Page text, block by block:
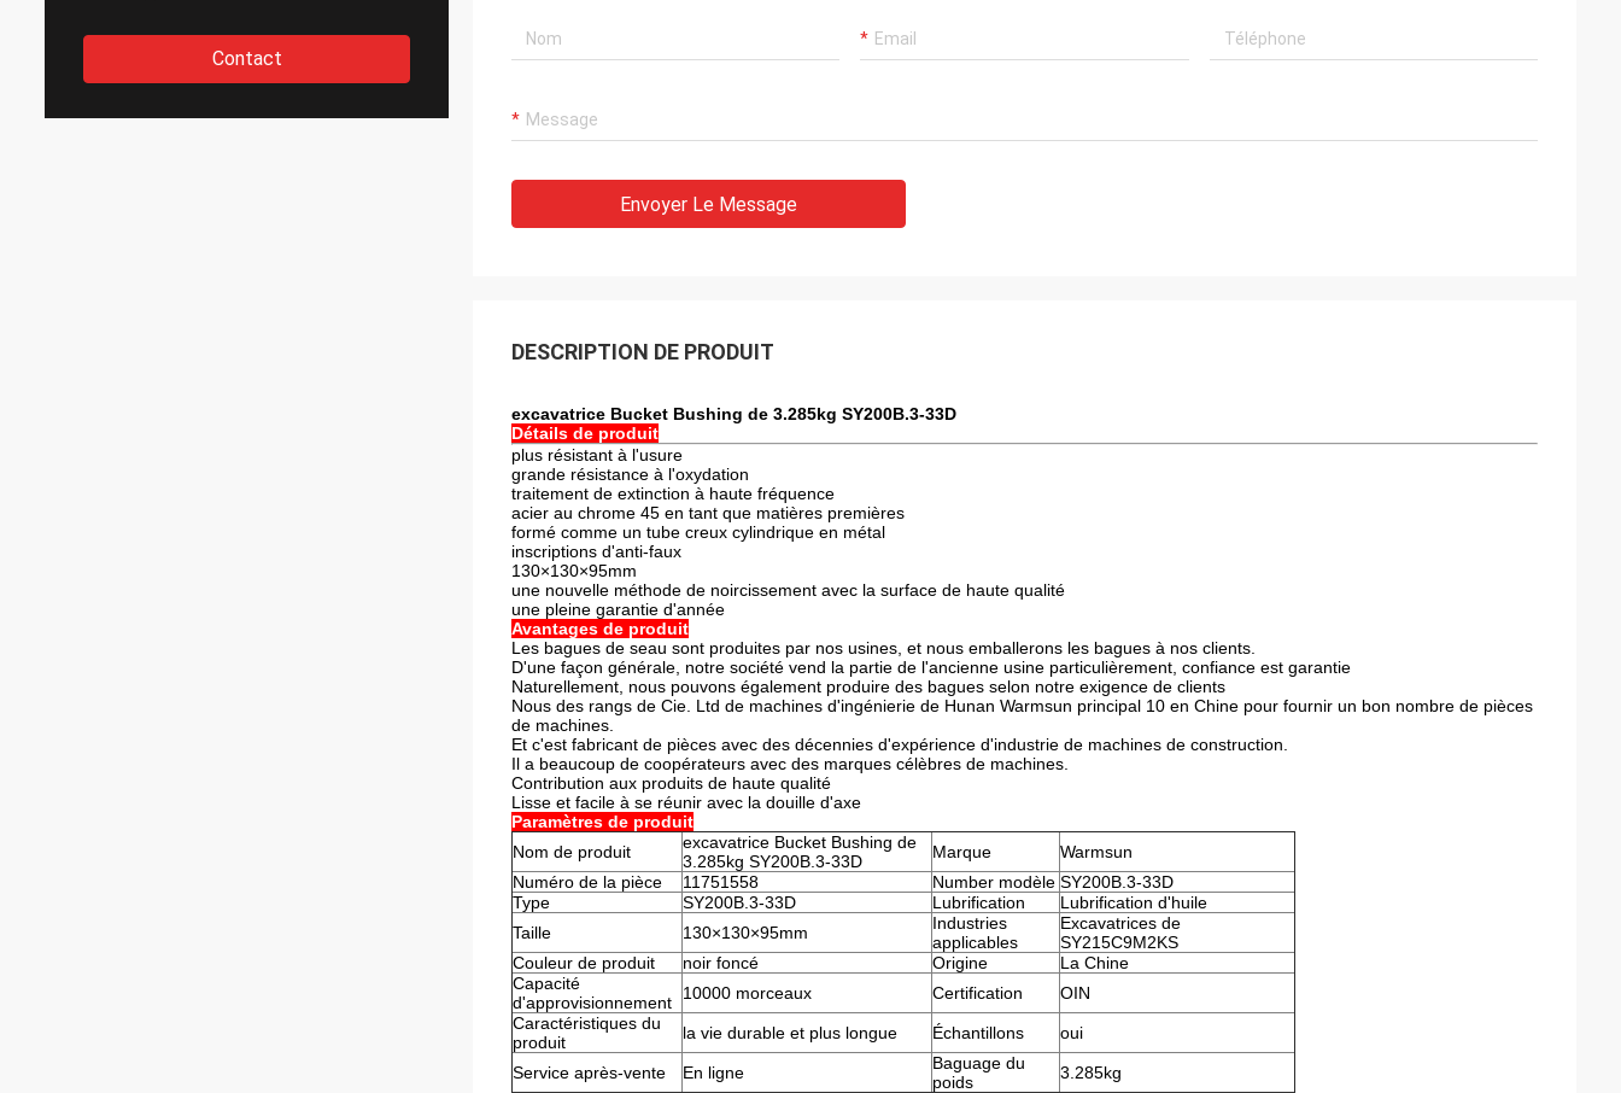
Contact
Envoyer Le Message
DESCRIPTION DE PRODUIT
excavatrice Bucket Bushing de 3.285kg SY200B.3-33D
Détails de produit
plus résistant à l'usure
grande résistance à l'oxydation
traitement de extinction à haute fréquence
acier au chrome 45 en tant que matières premières
formé comme un tube creux cylindrique en métal
inscriptions d'anti-faux
130×130×95mm
une nouvelle méthode de noircissement avec la surface de haute qualité
une pleine garantie d'année
Avantages de produit
Les bagues de seau sont produites par nos usines, et nous emballerons les bagues à nos clients.
D'une façon générale, notre société vend la partie de l'ancienne usine particulièrement, confiance est garantie
Naturellement, nous pouvons également produire des bagues selon notre exigence de clients
Nous des rangs de Cie. Ltd de machines d'ingénierie de Hunan Warmsun principal 10 en Chine pour fournir un bon nombre de pièces
de machines.
Et c'est fabricant de pièces avec des décennies d'expérience d'industrie de machines de construction.
Il a beaucoup de coopérateurs avec des marques célèbres de machines.
Contribution aux produits de haute qualité
Lisse et facile à se réunir avec la douille d'axe
Paramètres de produit
Nom de produit
excavatrice Bucket Bushing de
3.285kg SY200B.3-33D
Marque
Warmsun
Numéro de la pièce
11751558 Number modèle SY200B.3-33D
Type
SY200B.3-33D Lubrification
Lubrification d'huile
Taille
130×130×95mm
Industries
applicables
Excavatrices de
SY215C9M2KS
Couleur de produit
noir foncé Origine
La Chine
Capacité
d'approvisionnement
10000 morceaux Certification
OIN
Caractéristiques du
produit
la vie durable et plus longue Échantillons oui
Service après-vente En ligne
Baguage du
poids
3.285kg